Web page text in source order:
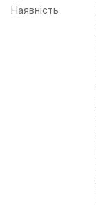
Наявність